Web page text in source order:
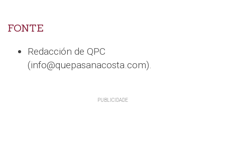
FONTE
Redacción de QPC
(info@quepasanacosta.com).